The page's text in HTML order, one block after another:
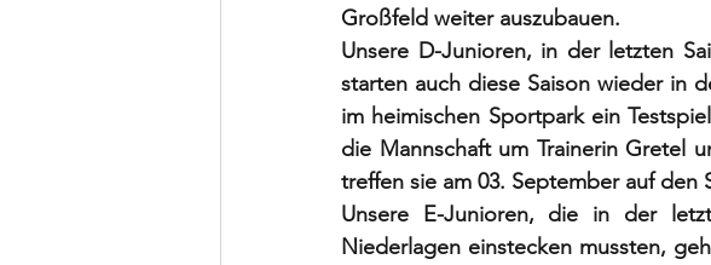
Großfeld weiter auszubauen.
Unsere D-Junioren, in der letzten
starten auch diese Saison wieder in
im heimischen Sportpark ein
die Mannschaft um Trainerin Gretel
treffen sie am 03. September auf den
Unsere E-Junioren, die in der
Niederlagen einstecken mussten,